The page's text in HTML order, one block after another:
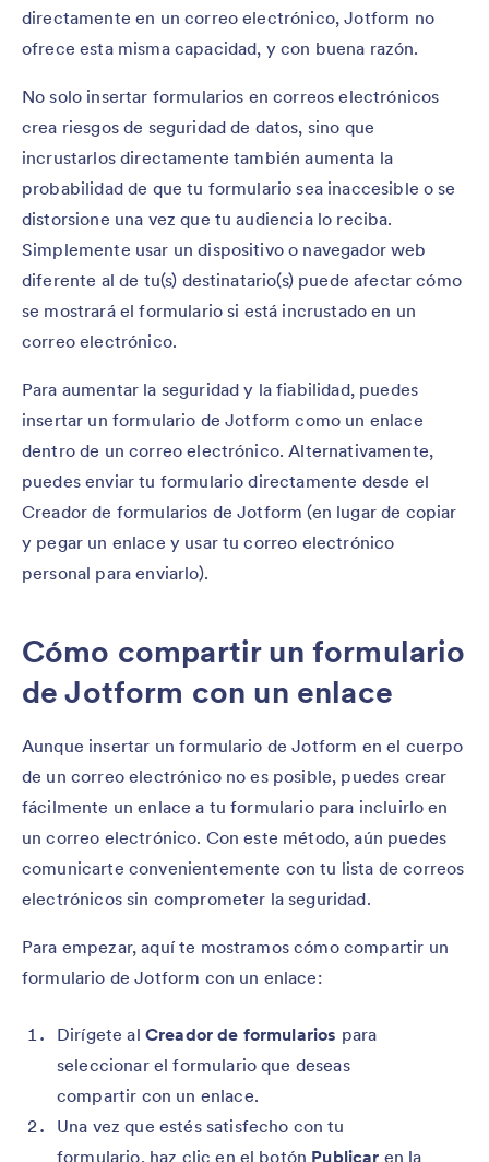
directamente en un correo electrónico, Jotform no
ofrece esta misma capacidad, y con buena razón.
No solo insertar formularios en correos electrónicos
crea riesgos de seguridad de datos, sino que
incrustarlos directamente también aumenta la
probabilidad de que tu formulario sea inaccesible o se
distorsione una vez que tu audiencia lo reciba.
Simplemente usar un dispositivo o navegador web
diferente al de tu(s) destinatario(s) puede afectar cómo
se mostrará el formulario si está incrustado en un
correo electrónico.
Para aumentar la seguridad y la fiabilidad, puedes
insertar un formulario de Jotform como un enlace
dentro de un correo electrónico. Alternativamente,
puedes enviar tu formulario directamente desde el
Creador de formularios de Jotform (en lugar de copiar
y pegar un enlace y usar tu correo electrónico
personal para enviarlo).
Cómo compartir un formulario
de Jotform con un enlace
Aunque insertar un formulario de Jotform en el cuerpo
de un correo electrónico no es posible, puedes crear
fácilmente un enlace a tu formulario para incluirlo en
un correo electrónico. Con este método, aún puedes
comunicarte convenientemente con tu lista de correos
electrónicos sin comprometer la seguridad.
Para empezar, aquí te mostramos cómo compartir un
formulario de Jotform con un enlace:
Dirígete al Creador de formularios para
seleccionar el formulario que deseas
compartir con un enlace.
Una vez que estés satisfecho con tu
formulario, haz clic en el botón Publicar en la